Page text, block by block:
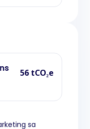
56 tCO₂e
sa